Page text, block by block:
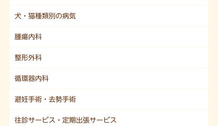
犬・猫種類別の病気
腫瘍内科
整形外科
循環器内科
避妊手術・去勢手術
往診サービス・定期出張サービス